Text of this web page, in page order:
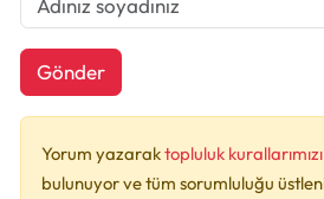
Gönder
Yorum yazaraktopluluk kurallarımızı
bulunuyor ve tüm sorumluluğu